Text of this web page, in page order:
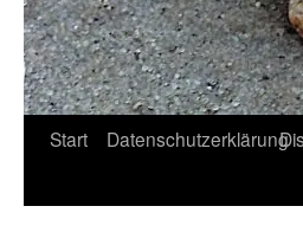
Start Datenschutzerklärung